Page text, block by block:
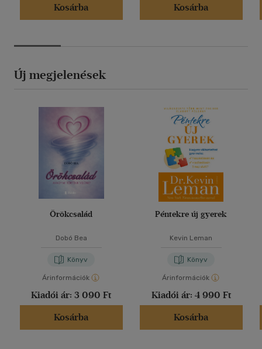
Kosárba
Kosárba
Új megjelenések
Örökcsalád
Dobó Bea
Könyv
Árinformációk
Kiadói ár: 3 090 Ft
Kosárba
Péntekre új gyerek
Kevin Leman
Könyv
Árinformációk
Kiadói ár: 4 990 Ft
Kosárba